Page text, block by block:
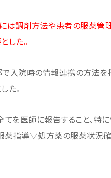
は調剤方法や患者の服薬管
した。
入院時の情報連携の方法を
た。
を医師に報告すること、特
薬指導▽処方薬の服薬状況